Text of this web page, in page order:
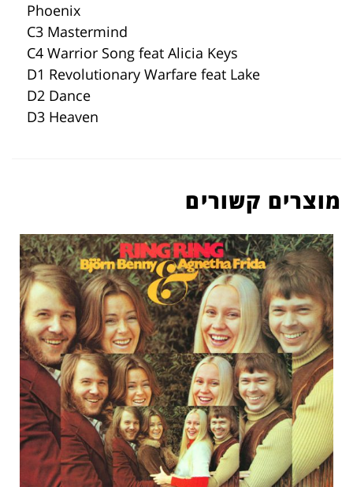
Phoenix
C3 Mastermind
C4 Warrior Song feat Alicia Keys
D1 Revolutionary Warfare feat Lake
D2 Dance
D3 Heaven
מוצרים קשורים